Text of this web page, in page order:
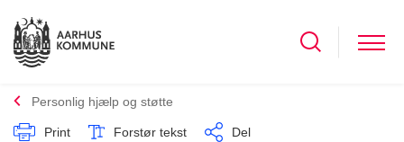
Personlig hjælp og støtte
Print Forstør tekst Del